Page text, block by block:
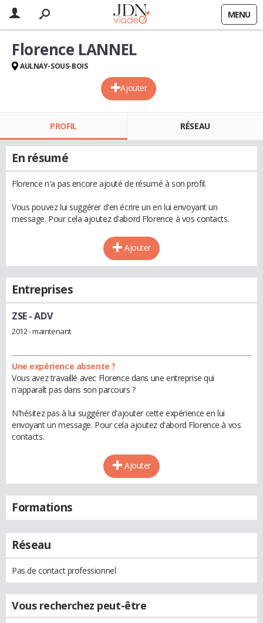
MENU
Ajouter
Florence LANNEL
AULNAY-SOUS-BOIS
PROFIL RÉSEAU
En résumé
Florence n'a pas encore ajouté de résumé à son profil.
Vous pouvez lui suggérer d'en écrire un en lui envoyant un
message. Pour cela ajoutez d'abord Florence à vos contacts.
Ajouter
Entreprises
ZSE- ADV
2012 - maintenant
Une expérience absente ?
Vous avez travaillé avec Florence dans une entreprise qui
n'apparaît pas dans son parcours ?
N'hésitez pas à lui suggérer d'ajouter cette expérience en lui
envoyant un message. Pour cela ajoutez d'abord Florence à vos
contacts.
Ajouter
Formations
Réseau
Pas de contact professionnel
Vous recherchez peut-être